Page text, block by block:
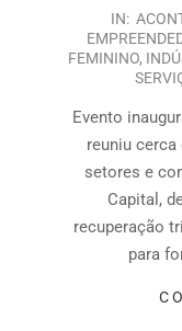
IN:
FEMININO,
Evento
reuniu
setores e
Capital,
recuperação
para